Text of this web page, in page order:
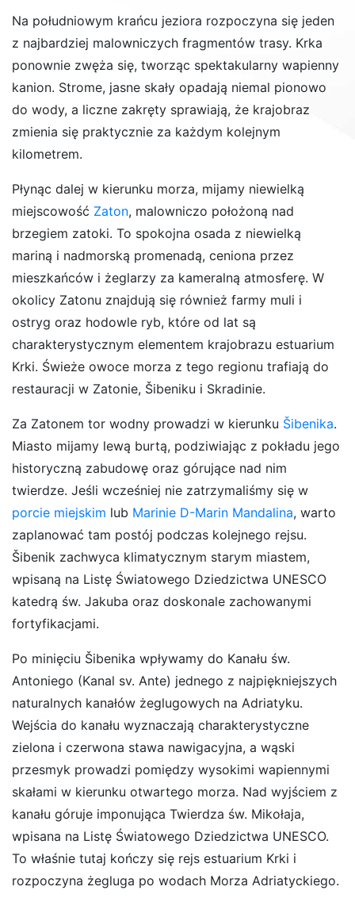
Na południowym krańcu jeziora rozpoczyna się jeden
z najbardziej malowniczych fragmentów trasy. Krka
ponownie zwęża się, tworząc spektakularny wapienny
kanion. Strome, jasne skały opadają niemal pionowo
do wody, a liczne zakręty sprawiają, że krajobraz
zmienia się praktycznie za każdym kolejnym
kilometrem.
Płynąc dalej w kierunku morza, mijamy niewielką
miejscowość Zaton, malowniczo położoną nad
brzegiem zatoki. To spokojna osada z niewielką
mariną i nadmorską promenadą, ceniona przez
mieszkańców i żeglarzy za kameralną atmosferę. W
okolicy Zatonu znajdują się również farmy muli i
ostryg oraz hodowle ryb, które od lat są
charakterystycznym elementem krajobrazu estuarium
Krki. Świeże owoce morza z tego regionu trafiają do
restauracji w Zatonie, Šibeniku i Skradinie.
Za Zatonem tor wodny prowadzi w kierunku Šibenika.
Miasto mijamy lewą burtą, podziwiając z pokładu jego
historyczną zabudowę oraz górujące nad nim
twierdze. Jeśli wcześniej nie zatrzymaliśmy się w
porcie miejskim lub Marinie D-Marin Mandalina, warto
zaplanować tam postój podczas kolejnego rejsu.
Šibenik zachwyca klimatycznym starym miastem,
wpisaną na Listę Światowego Dziedzictwa UNESCO
katedrą św. Jakuba oraz doskonale zachowanymi
fortyfikacjami.
Po minięciu Šibenika wpływamy do Kanału św.
Antoniego (Kanal sv. Ante) jednego z najpiękniejszych
naturalnych kanałów żeglugowych na Adriatyku.
Wejścia do kanału wyznaczają charakterystyczne
zielona i czerwona stawa nawigacyjna, a wąski
przesmyk prowadzi pomiędzy wysokimi wapiennymi
skałami w kierunku otwartego morza. Nad wyjściem z
kanału góruje imponująca Twierdza św. Mikołaja,
wpisana na Listę Światowego Dziedzictwa UNESCO.
To właśnie tutaj kończy się rejs estuarium Krki i
rozpoczyna żegluga po wodach Morza Adriatyckiego.